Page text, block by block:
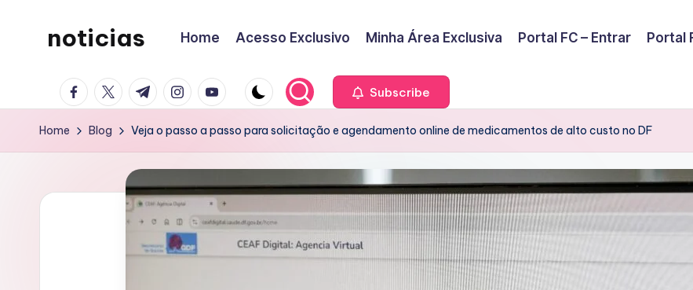
noticias Home Acesso Exclusivo Minha Área Exclusiva Portal FC – Entrar Portal
facebook.com
twitter.com
t.me instagram.com
youtube.com Subscribe
Home Blog Veja o passo a passo para solicitação e agendamento online de medicamentos de alto custo no DF